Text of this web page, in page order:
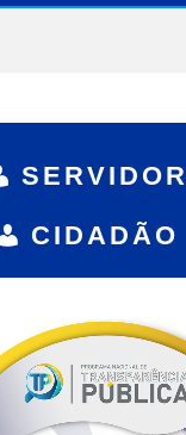
SERVIDOR
CIDADÃO